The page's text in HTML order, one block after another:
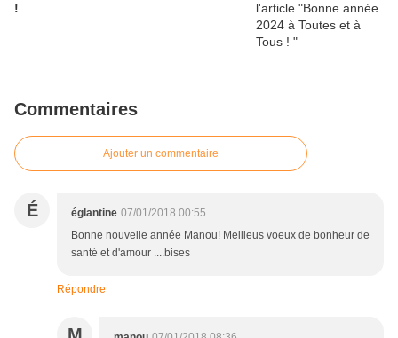
!
Commentaires
Ajouter un commentaire
É églantine 07/01/2018 00:55
Bonne nouvelle année Manou! Meilleus voeux de bonheur de
santé et d'amour ....bises
Répondre